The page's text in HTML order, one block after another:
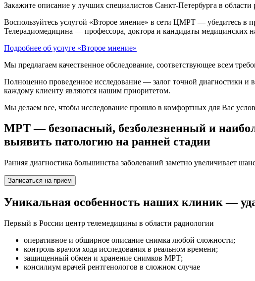
Закажите описание у лучших специалистов Санкт-Петербурга в
Воспользуйтесь услугой «Второе мнение» в сети ЦМРТ — убедитесь в
Телерадиомедицина — профессора, доктора и кандидаты медицинских
Подробнее об услуге «Второе мнение»
Мы предлагаем качественное обследование, соответствующее всем
Полноценно проведенное исследование — залог точной диагностики
каждому клиенту являются нашим приоритетом.
Мы делаем все, чтобы исследование прошло в комфортных для Вас
МРТ — безопасный, безболезненный и
выявить патологию на ранней стадии
Ранняя диагностика большинства заболеваний заметно увеличивает
Записаться на прием
Уникальная особенность наших клиник —
Первый в России центр телемедицины в области радиологии
оперативное и обширное описание снимка любой сложности;
контроль врачом хода исследования в реальном времени;
защищенный обмен и хранение снимков МРТ;
консилиум врачей рентгенологов в сложном случае